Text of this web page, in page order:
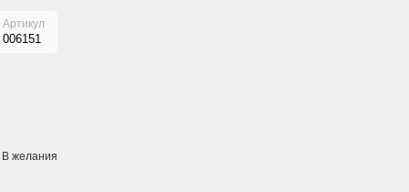
Артикул
006151
В желания